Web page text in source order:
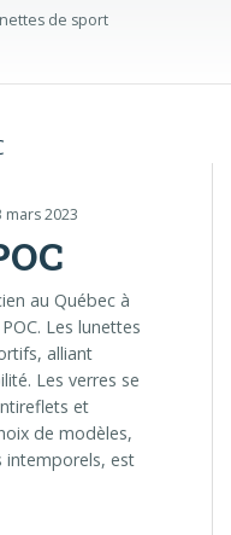
de sport
mars 2023
au Québec à
Les lunettes
alliant
Les verres se
et
de modèles,
intemporels, est